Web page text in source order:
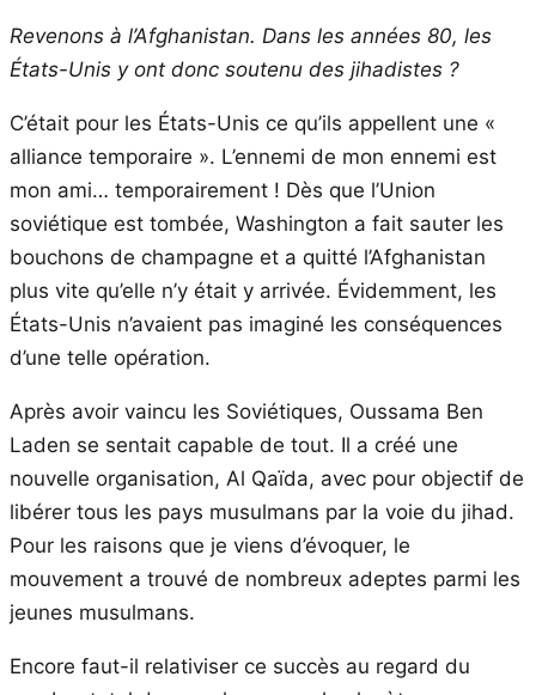
Revenons à l’Afghanistan. Dans les années 80, les
États-Unis y ont donc soutenu des jihadistes ?
C’était pour les États-Unis ce qu’ils appellent une «
alliance temporaire ». L’ennemi de mon ennemi est
mon ami… temporairement ! Dès que l’Union
soviétique est tombée, Washington a fait sauter les
bouchons de champagne et a quitté l’Afghanistan
plus vite qu’elle n’y était y arrivée. Évidemment, les
États-Unis n’avaient pas imaginé les conséquences
d’une telle opération.
Après avoir vaincu les Soviétiques, Oussama Ben
Laden se sentait capable de tout. Il a créé une
nouvelle organisation, Al Qaïda, avec pour objectif de
libérer tous les pays musulmans par la voie du jihad.
Pour les raisons que je viens d’évoquer, le
mouvement a trouvé de nombreux adeptes parmi les
jeunes musulmans.
Encore faut-il relativiser ce succès au regard du